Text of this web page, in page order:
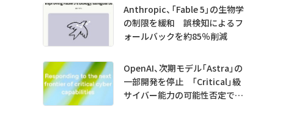
Anthropic、「Fable 5」の生物学
の制限を緩和 誤検知によるフ
ォールバックを約85％削減
OpenAI、次期モデル「Astra」の
一部開発を停止 「Critical」級
サイバー能力の可能性否定でき